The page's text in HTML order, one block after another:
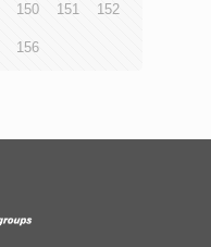
150 151 152
156